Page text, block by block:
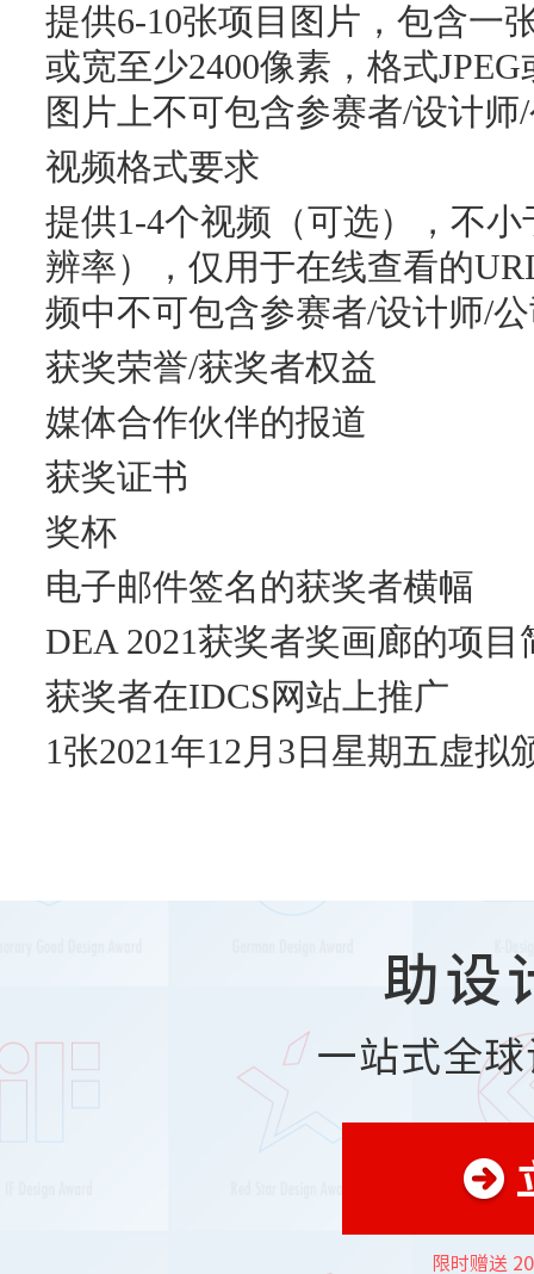
提供6-10张项目图片，包含一
或宽至少2400像素，格式
图片上不可包含参赛者/设计
视频格式要求
提供1-4个视频（可选），不小
辨率），仅用于在线查看的
频中不可包含参赛者/设计师/
获奖荣誉/获奖者权益
媒体合作伙伴的报道
获奖证书
奖杯
电子邮件签名的获奖者横幅
DEA 2021获奖者奖画廊的项目
获奖者在IDCS网站上推广
1张2021年12月3日星期五虚拟
助设
一站式全
限时赠送